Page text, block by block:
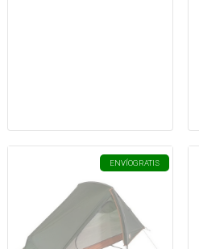
ENVÍOGRATIS